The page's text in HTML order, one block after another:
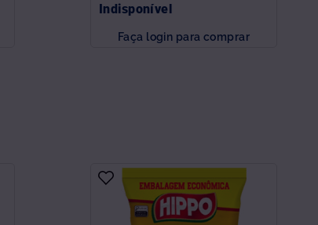
Indisponível
Faça login para comprar